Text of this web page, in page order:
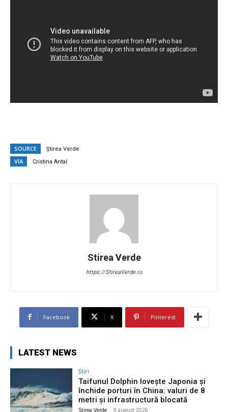
SOURCE Știrea Verde
VIA Cristina Antal
Stirea Verde
https://StireaVerde.ro
Facebook X Pinterest
LATEST NEWS
Știri
Taifunul Dolphin lovește Japonia și
închide porturi în China: valuri de 8
metri și infrastructură blocată
Stirea Verde - 8 august 2026